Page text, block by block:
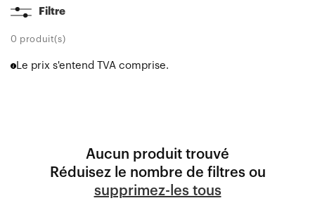
Filtre
0 produit(s)
Le prix s'entend TVA comprise.
Aucun produit trouvé
Réduisez le nombre de filtres ou
supprimez-les tous